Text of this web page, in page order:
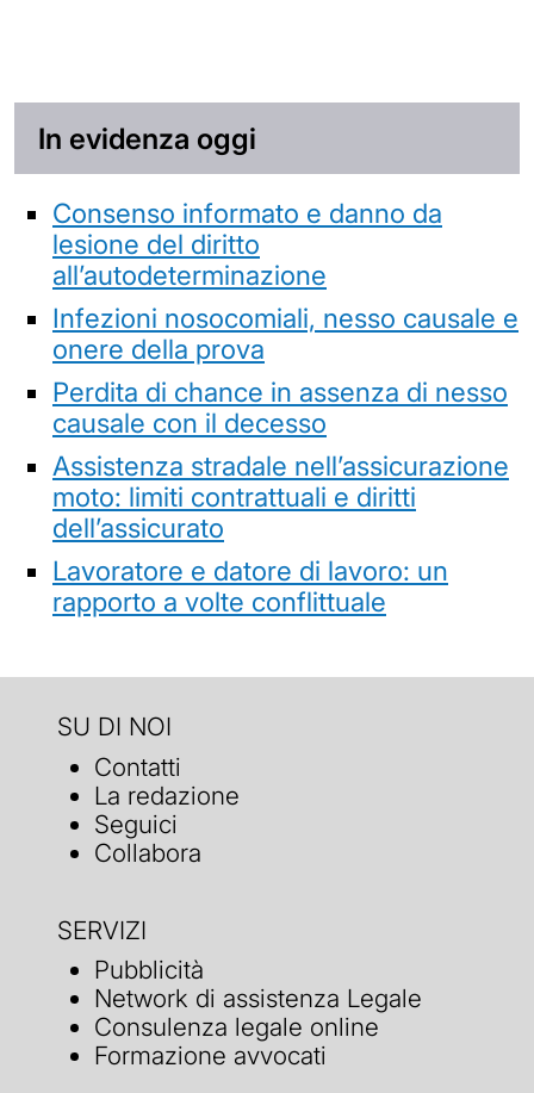
In evidenza oggi
Consenso informato e danno da
lesione del diritto
all’autodeterminazione
Infezioni nosocomiali, nesso causale e
onere della prova
Perdita di chance in assenza di nesso
causale con il decesso
Assistenza stradale nell’assicurazione
moto: limiti contrattuali e diritti
dell’assicurato
Lavoratore e datore di lavoro: un
rapporto a volte conflittuale
SU DI NOI
Contatti
La redazione
Seguici
Collabora
SERVIZI
Pubblicità
Network di assistenza Legale
Consulenza legale online
Formazione avvocati